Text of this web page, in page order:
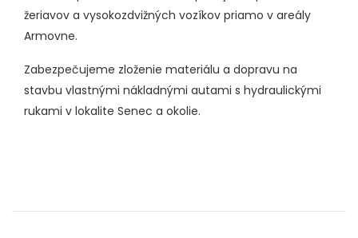
žeriavov a vysokozdvižných vozíkov priamo v areály
Armovne.
Zabezpečujeme zloženie materiálu a dopravu na
stavbu vlastnými nákladnými autami s hydraulickými
rukami v lokalite Senec a okolie.